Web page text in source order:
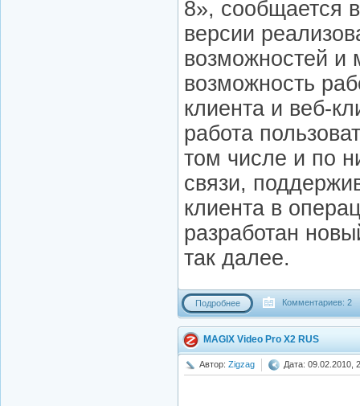
8», сообщается
версии
возможностей и
возможность
клиента и веб-
работа
том числе и по
связи,
клиента в
разработан
так далее.
Подробнее Комментариев: 2
MAGIX Video Pro X2 RUS
Автор: Zigzag Дата: 09.02.2010,